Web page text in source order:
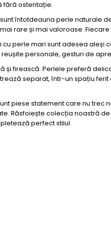
ostentație.
întotdeauna perle naturale
rare și mai valoroase.
cu perle mari sunt adesea aleși
personale, gesturi de
și firească. Perlele preferă
separat, într-un spațiu
piese statement care nu
Răsfoiește colecția noastră de
perfect stilul.